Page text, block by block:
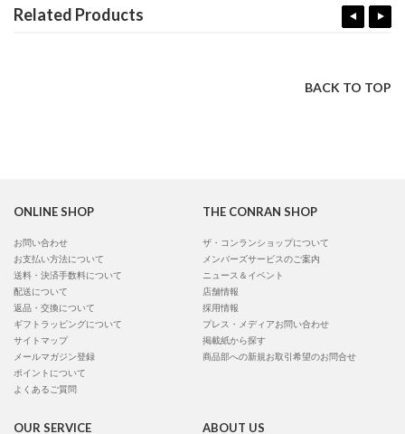
Related Products
BACK TO TOP
ONLINE SHOP
お問い合わせ
お支払い方法について
送料・決済手数料について
配送について
返品・交換について
ギフトラッピングについて
サイトマップ
メールマガジン登録
ポイントについて
よくあるご質問
THE CONRAN SHOP
ザ・コンランショップについて
メンバーズサービスのご案内
ニュース＆イベント
店舗情報
採用情報
プレス・メディアお問い合わせ
掲載紙から探す
商品部への新規お取引希望のお問合せ
OUR SERVICE ABOUT US